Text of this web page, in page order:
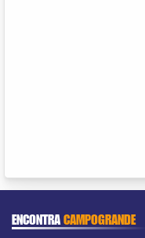
ENCONTRACAMPOGRANDE